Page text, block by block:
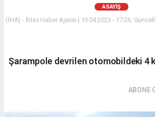
ASAYIŞ
(İHA) - İhlas Haber Ajansı | 19.04.2023 - 17:26,
Şarampole devrilen otomobildeki 4
ABONE